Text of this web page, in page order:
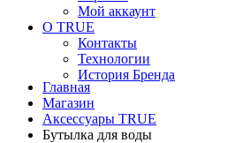
Мой аккаунт
О TRUE
Контакты
Технологии
История Бренда
Главная
Магазин
Аксессуары TRUE
Бутылка для воды